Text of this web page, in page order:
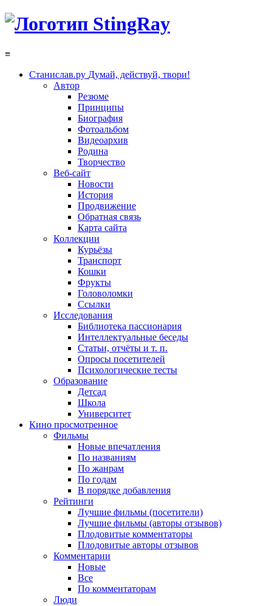
≡
Станислав.ру Думай, действуй, твори!
Автор
Резюме
Принципы
Биография
Фотоальбом
Видеоархив
Родина
Творчество
Веб-сайт
Новости
История
Продвижение
Обратная связь
Карта сайта
Коллекции
Курьёзы
Транспорт
Кошки
Фрукты
Головоломки
Ссылки
Исследования
Библиотека пассионария
Интеллектуальные беседы
Статьи, отчёты и т. п.
Опросы посетителей
Психологические тесты
Образование
Детсад
Школа
Университет
Кино просмотренное
Фильмы
Новые впечатления
По названиям
По жанрам
По годам
В порядке добавления
Рейтинги
Лучшие фильмы (посетители)
Лучшие фильмы (авторы отзывов)
Плодовитые комментаторы
Плодовитые авторы отзывов
Комментарии
Новые
Все
По комментаторам
Люди